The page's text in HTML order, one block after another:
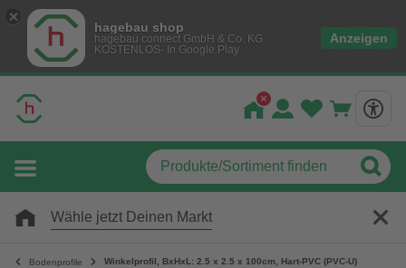
hagebau shop
hagebau connect GmbH & Co. KG
KOSTENLOS- In Google Play
Anzeigen
Wähle jetzt Deinen Markt
Bodenprofile Winkelprofil, BxHxL: 2.5 x 2.5 x 100cm, Hart-PVC (PVC-U)